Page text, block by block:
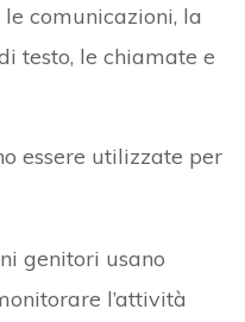
comunicazioni, la
testo, le chiamate e
essere utilizzate per
genitori usano
l’attività